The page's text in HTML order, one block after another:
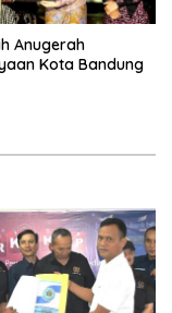
Anugerah
Kota Bandung